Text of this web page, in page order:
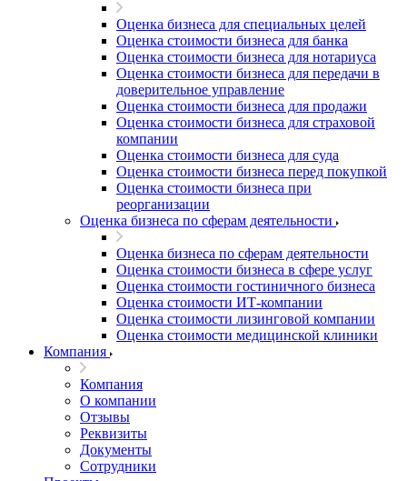
Оценка бизнеса для специальных целей
Оценка стоимости бизнеса для банка
Оценка стоимости бизнеса для нотариуса
Оценка стоимости бизнеса для передачи в
доверительное управление
Оценка стоимости бизнеса для продажи
Оценка стоимости бизнеса для страховой
компании
Оценка стоимости бизнеса для суда
Оценка стоимости бизнеса перед покупкой
Оценка стоимости бизнеса при
реорганизации
Оценка бизнеса по сферам деятельности
Оценка бизнеса по сферам деятельности
Оценка стоимости бизнеса в сфере услуг
Оценка стоимости гостиничного бизнеса
Оценка стоимости ИТ-компании
Оценка стоимости лизинговой компании
Оценка стоимости медицинской клиники
Компания
Компания
О компании
Отзывы
Реквизиты
Документы
Сотрудники